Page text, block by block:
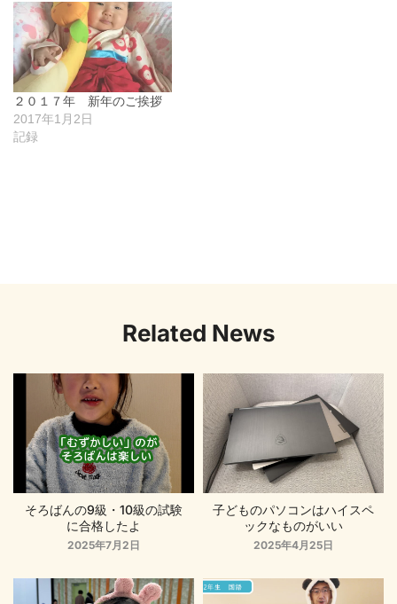
２０１７年 新年のご挨拶
2017年1月2日
記録
Related News
そろばんの9級・10級の試験
に合格したよ
2025年7月2日
子どものパソコンはハイスペ
ックなものがいい
2025年4月25日